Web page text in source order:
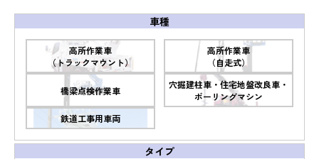
車種
高所作業車
（トラックマウント）
高所作業車
（自走式）
橋梁点検作業車
穴掘建柱車・住宅地盤改良車・
ボーリングマシン
鉄道工事用車両
タイプ